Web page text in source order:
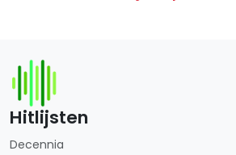
Hitlijsten
Decennia